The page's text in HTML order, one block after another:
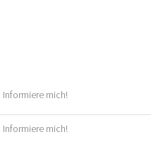
Informiere mich!
Informiere mich!